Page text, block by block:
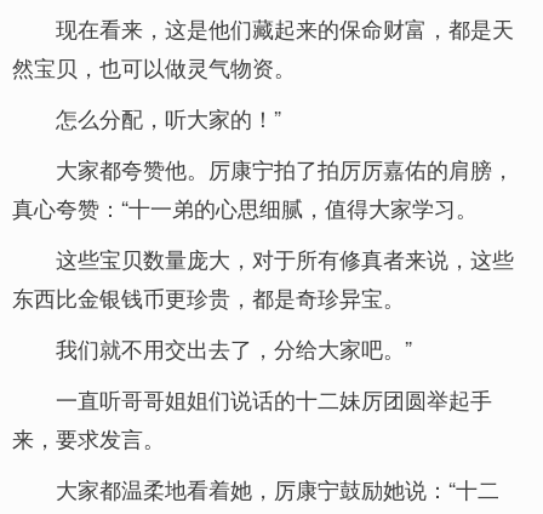
现在看来，这是他们藏起来的保命财富，都是天
然宝贝，也可以做灵气物资。
怎么分配，听大家的！”
大家都夸赞他。厉康宁拍了拍厉厉嘉佑的肩膀，
真心夸赞：“十一弟的心思细腻，值得大家学习。
这些宝贝数量庞大，对于所有修真者来说，这些
东西比金银钱币更珍贵，都是奇珍异宝。
我们就不用交出去了，分给大家吧。”
一直听哥哥姐姐们说话的十二妹厉团圆举起手
来，要求发言。
大家都温柔地看着她，厉康宁鼓励她说：“十二